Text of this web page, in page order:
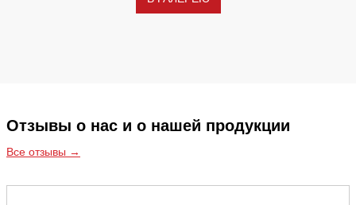
Отзывы о нас и о нашей продукции
Все отзывы →